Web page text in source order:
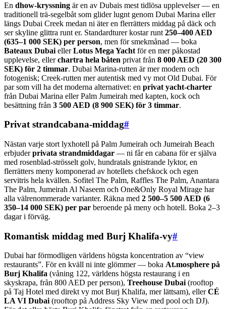
En dhow-kryssning är en av Dubais mest tidlösa upplevelser — en
traditionell trä-segelbåt som glider lugnt genom Dubai Marina eller
längs Dubai Creek medan ni äter en flerrätters middag på däck och
ser skyline glittra runt er. Standardturer kostar runt 250–400 AED
(635–1 000 SEK) per person, men för smekmånad — boka
Bateaux Dubai ellerLotus Mega Yacht för en mer påkostad
upplevelse, ellerchartra hela båten privat från 8 000 AED (20 300
SEK) för 2 timmar. Dubai Marina-rutten är mer modern och
fotogenisk; Creek-rutten mer autentisk med vy mot Old Dubai. För
par som vill ha det moderna alternativet: en privat yacht-charter
från Dubai Marina eller Palm Jumeirah med kapten, kock och
besättning från 3 500 AED (8 900 SEK) för 3 timmar.
Privat strandcabana-middag#
Nästan varje stort lyxhotell på Palm Jumeirah och Jumeirah Beach
erbjuderprivata strandmiddagar — ni får en cabana för er själva
med rosenblad-strösselt golv, hundratals gnistrande lyktor, en
flerrätters meny komponerad av hotellets chefskock och egen
servitris hela kvällen. Sofitel The Palm, Raffles The Palm, Anantara
The Palm, Jumeirah Al Naseem och One&Only Royal Mirage har
alla välrenommerade varianter. Räkna med 2 500–5 500 AED (6
350–14 000 SEK) per par beroende på meny och hotell. Boka 2–3
dagar i förväg.
Romantisk middag med Burj Khalifa-vy#
Dubai har förmodligen världens högsta koncentration av “view
restaurants”. För en kväll ni inte glömmer — boka At.mosphere på
Burj Khalifa (våning 122, världens högsta restaurang i en
skyskrapa, från 800 AED per person), Treehouse Dubai(rooftop
på Taj Hotel med direkt vy mot Burj Khalifa, mer lättsam), ellerCÉ
LA VI Dubai(rooftop på Address Sky View med pool och DJ).